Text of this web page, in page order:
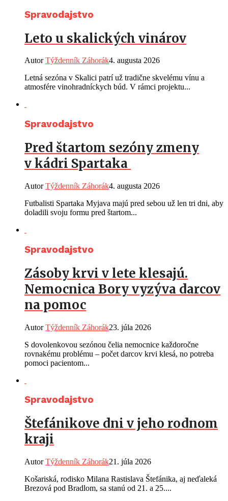
Spravodajstvo
Leto u skalických vinárov
AutorTýždenník Záhorák4. augusta 2026
Letná sezóna v Skalici patrí už tradične skvelému vínu a
atmosfére vinohradníckych búd. V rámci projektu...
Spravodajstvo
Pred štartom sezóny zmeny
v kádri Spartaka
AutorTýždenník Záhorák4. augusta 2026
Futbalisti Spartaka Myjava majú pred sebou už len tri dni, aby
doladili svoju formu pred štartom...
Spravodajstvo
Zásoby krvi v lete klesajú.
Nemocnica Bory vyzýva darcov
na pomoc
AutorTýždenník Záhorák23. júla 2026
S dovolenkovou sezónou čelia nemocnice každoročne
rovnakému problému – počet darcov krvi klesá, no potreba
pomoci pacientom...
Spravodajstvo
Štefánikove dni v jeho rodnom
kraji
AutorTýždenník Záhorák21. júla 2026
Košariská, rodisko Milana Rastislava Štefánika, aj neďaleká
Brezová pod Bradlom, sa stanú od 21. a 25....